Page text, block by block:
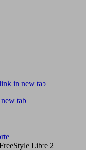
in new tab
tab
Libre 2